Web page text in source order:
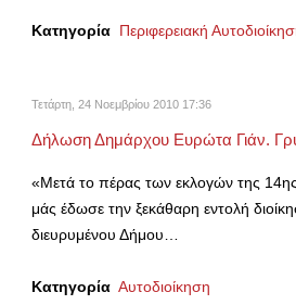
Κατηγορία Περιφερειακή
Τετάρτη, 24 Νοεμβρίου 2010 17:36
Δήλωση Δημάρχου Ευρώτα Γιάν.
«Μετά το πέρας των εκλογών της
μάς έδωσε την ξεκάθαρη εντολή
διευρυμένου Δήμου…
Κατηγορία Αυτοδιοίκηση